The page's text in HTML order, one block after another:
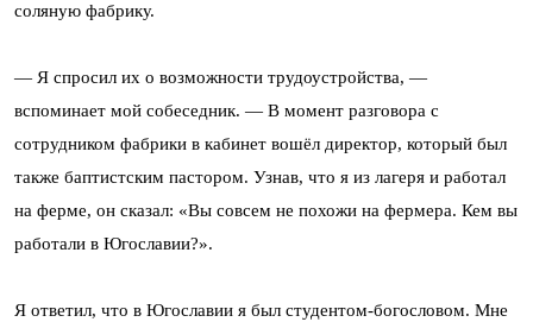
соляную фабрику.
— Я спросил их о возможности трудоустройства, —
вспоминает мой собеседник. — В момент разговора с
сотрудником фабрики в кабинет вошёл директор, который был
также баптистским пастором. Узнав, что я из лагеря и работал
на ферме, он сказал: «Вы совсем не похожи на фермера. Кем вы
работали в Югославии?».
Я ответил, что в Югославии я был студентом-богословом. Мне